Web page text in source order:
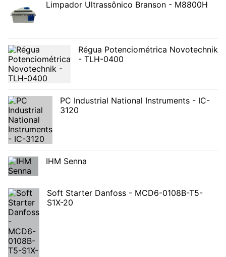
Limpador Ultrassônico Branson - M8800H
Régua Potenciométrica Novotechnik
- TLH-0400
PC Industrial National Instruments - IC-
3120
IHM Senna
Soft Starter Danfoss - MCD6-0108B-T5-
S1X-20